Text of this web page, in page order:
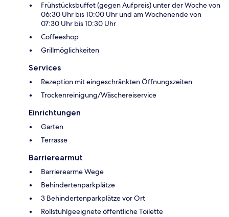
Frühstücksbuffet (gegen Aufpreis) unter der Woche von
06:30 Uhr bis 10:00 Uhr und am Wochenende von
07:30 Uhr bis 10:30 Uhr
Coffeeshop
Grillmöglichkeiten
Services
Rezeption mit eingeschränkten Öffnungszeiten
Trockenreinigung/Wäschereiservice
Einrichtungen
Garten
Terrasse
Barrierearmut
Barrierearme Wege
Behindertenparkplätze
3 Behindertenparkplätze vor Ort
Rollstuhlgeeignete öffentliche Toilette